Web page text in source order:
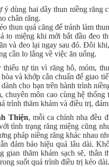
ý dùng hai dây thun niềng răng
chân răng.
thun quá căng để tránh làm
to miệng khi mới bắt đầu đeo
và đeo lại ngay sau đó. Đôi
cần lo lắng về việc ăn uống.
thiếu tự tin vì răng hô, móm,
và khớp cắn chuẩn để giao
cho bạn trên hành trình
chuyên môn cao cùng hệ
trình thăm khám và điều trị,
Thiện, mỗi ca chỉnh nha đều
tình trạng răng miệng cũng
pháp niềng răng khác nhau
đảm bảo hiệu quả lâu dài.
gian thăm khám sạch sẽ,
suốt quá trình điều trị kéo dài.